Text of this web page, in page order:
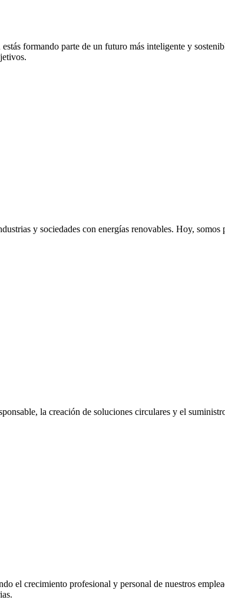
formando parte de un futuro más inteligente y
y sociedades con energías renovables. Hoy,
la creación de soluciones circulares y el
el crecimiento profesional y personal de nuestros